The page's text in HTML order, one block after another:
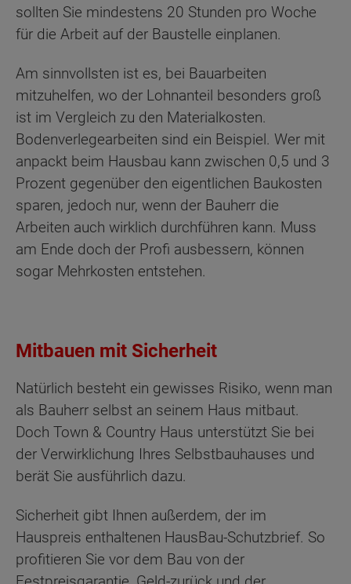
sollten Sie mindestens 20 Stunden pro Woche
für die Arbeit auf der Baustelle einplanen.
Am sinnvollsten ist es, bei Bauarbeiten
mitzuhelfen, wo der Lohnanteil besonders groß
ist im Vergleich zu den Materialkosten.
Bodenverlegearbeiten sind ein Beispiel. Wer mit
anpackt beim Hausbau kann zwischen 0,5 und 3
Prozent gegenüber den eigentlichen Baukosten
sparen, jedoch nur, wenn der Bauherr die
Arbeiten auch wirklich durchführen kann. Muss
am Ende doch der Profi ausbessern, können
sogar Mehrkosten entstehen.
Mitbauen mit Sicherheit
Natürlich besteht ein gewisses Risiko, wenn man
als Bauherr selbst an seinem Haus mitbaut.
Doch Town & Country Haus unterstützt Sie bei
der Verwirklichung Ihres Selbstbauhauses und
berät Sie ausführlich dazu.
Sicherheit gibt Ihnen außerdem, der im
Hauspreis enthaltenen HausBau-Schutzbrief. So
profitieren Sie vor dem Bau von der